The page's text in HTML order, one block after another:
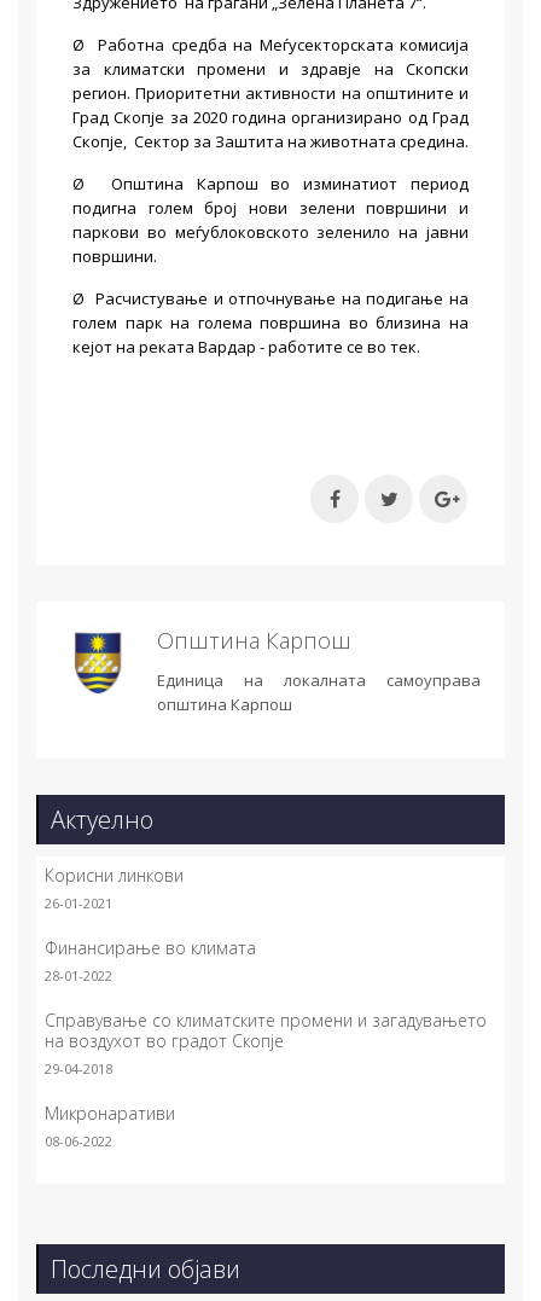
Ø Работна средба на Меѓусекторската комисија
за климатски промени и здравје на Скопски
регион. Приоритетни активности на општините и
Град Скопје за 2020 година организирано од Град
Скопје, Сектор за Заштита на животната средина.
Ø Општина Карпош во изминатиот период
подигна голем број нови зелени површини и
паркови во меѓублоковското зеленило на јавни
површини.
Ø Расчистување и отпочнување на подигање на
голем парк на голема површина во близина на
кејот на реката Вардар - работите се во тек.
Општина Карпош
Единица на локалната самоуправа
општина Карпош
Актуелно
Корисни линкови
26-01-2021
Финансирање во климата
28-01-2022
Справување со климатските промени и загадувањето
на воздухот во градот Скопје
29-04-2018
Микронаративи
08-06-2022
Последни објави